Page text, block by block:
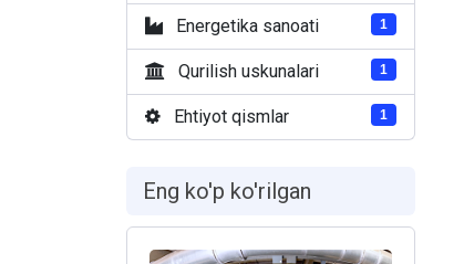
Energetika sanoati 1
Qurilish uskunalari 1
Ehtiyot qismlar 1
Eng ko'p ko'rilgan